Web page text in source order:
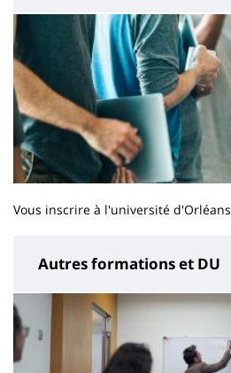
Vous inscrire à l'université d'Orléans
Autres formations et DU